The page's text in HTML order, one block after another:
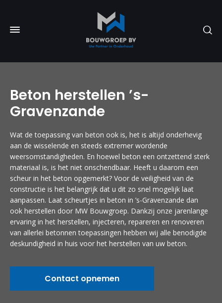
Beton herstellen ’s-
Gravenzande
Wat de toepassing van beton ook is, het is altijd onderhevig
aan de wisselende en steeds extremer wordende
weersomstandigheden. En hoewel beton een ontzettend sterk
materiaal is, is het niet onschendbaar. Heeft u daarom een
scheur in het beton opgemerkt? Voor de veiligheid van de
constructie is het belangrijk dat u dit zo snel mogelijk laat
aanpassen. Laat scheurtjes in beton in ’s-Gravenzande dan
ook herstellen door MW Bouwgroep. Dankzij onze jarenlange
ervaring in het herstellen, injecteren, repareren en renoveren
van allerlei betonnen toepassingen hebben wij alle benodigde
deskundigheid in huis voor het herstellen van uw beton.
Contact opnemen